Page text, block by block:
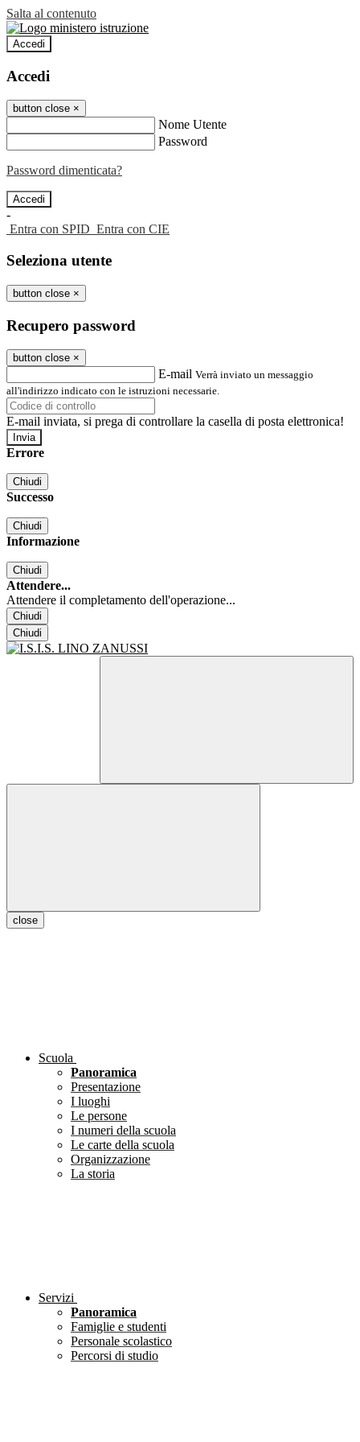
Salta al contenuto
Accedi
Accedi
button close ×
Nome Utente
Password
Password dimenticata?
-
Entra con SPID Entra con CIE
Seleziona utente
button close ×
Recupero password
button close ×
E-mail Verrà inviato un messaggio
all'indirizzo indicato con le istruzioni necessarie.
E-mail inviata, si prega di controllare la casella di posta elettronica!
Errore
Chiudi
Successo
Chiudi
Informazione
Chiudi
Attendere...
Attendere il completamento dell'operazione...
Chiudi
Chiudi
close
Scuola
Panoramica
Presentazione
I luoghi
Le persone
I numeri della scuola
Le carte della scuola
Organizzazione
La storia
Servizi
Panoramica
Famiglie e studenti
Personale scolastico
Percorsi di studio